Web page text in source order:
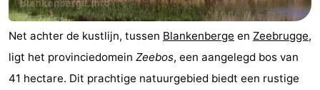
-
Paardrijden
-
Net achter de kustlijn, tussen Blankenberge en Zeebrugge,
ligt het provinciedomein Zeebos, een aangelegd bos van
41 hectare. Dit prachtige natuurgebied biedt een rustige